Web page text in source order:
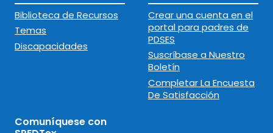
Biblioteca de Recursos
Temas
Discapacidades
Crear una cuenta en el
portal para padres de
PDSES
Suscríbase a Nuestro
Boletín
Completar La Encuesta
De Satisfacción
Comuníquese con